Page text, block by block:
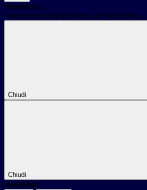
Attendere...
Attendere il completamento dell'operazione...
Chiudi
Chiudi
Conferma